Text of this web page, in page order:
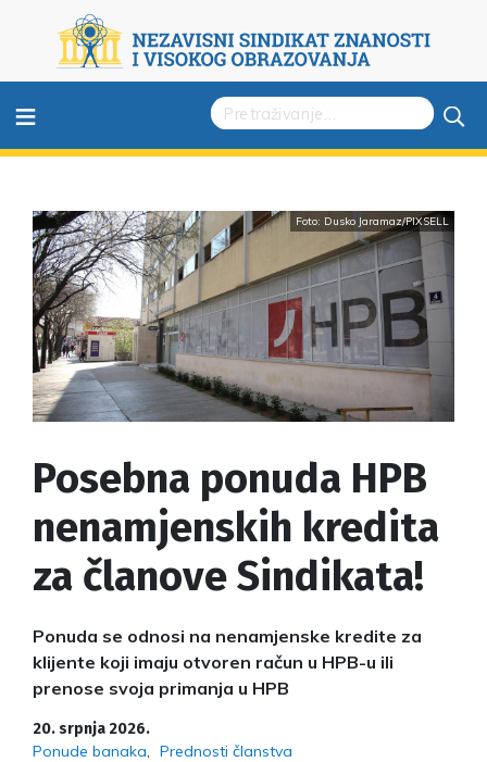
≡
Foto: Dusko Jaramaz/PIXSELL
Posebna ponuda HPB
nenamjenskih kredita
za članove Sindikata!
Ponuda se odnosi na nenamjenske kredite za
klijente koji imaju otvoren račun u HPB-u ili
prenose svoja primanja u HPB
20. srpnja 2026.
Ponude banaka Prednosti članstva